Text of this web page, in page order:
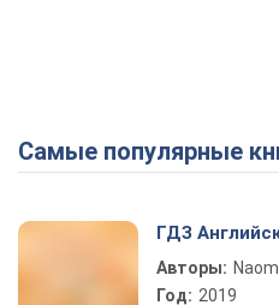
Самые популярные
ГДЗ
Авторы:
Год: 2019